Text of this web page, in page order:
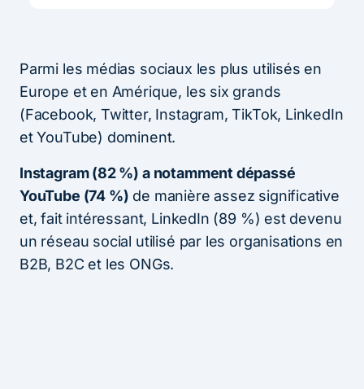
Parmi les médias sociaux les plus utilisés en
Europe et en Amérique, les six grands
(Facebook, Twitter, Instagram, TikTok, LinkedIn
et YouTube) dominent.
Instagram (82 %) a notamment dépassé
YouTube (74 %) de manière assez significative
et, fait intéressant, LinkedIn (89 %) est devenu
un réseau social utilisé par les organisations en
B2B, B2C et les ONGs.